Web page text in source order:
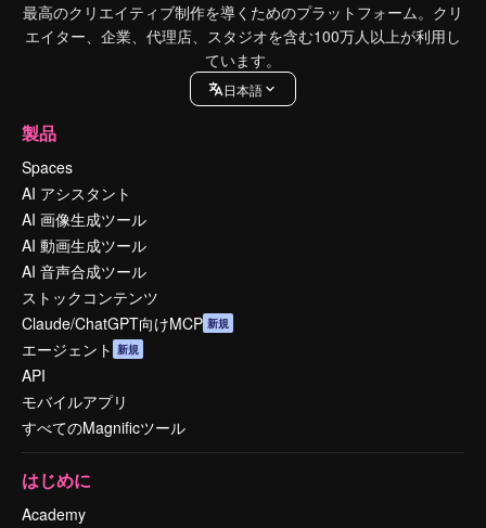
最高のクリエイティブ制作を導くためのプラットフォーム。クリ
エイター、企業、代理店、スタジオを含む100万人以上が利用し
ています。
日本語
製品
Spaces
AI アシスタント
AI 画像生成ツール
AI 動画生成ツール
AI 音声合成ツール
ストックコンテンツ
Claude/ChatGPT向けMCP 新規
エージェント 新規
API
モバイルアプリ
すべてのMagnificツール
はじめに
Academy